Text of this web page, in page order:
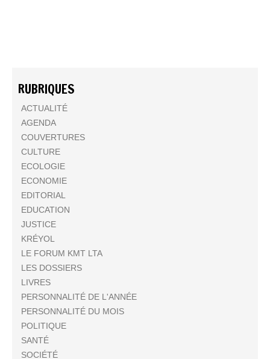
RUBRIQUES
ACTUALITÉ
AGENDA
COUVERTURES
CULTURE
ECOLOGIE
ECONOMIE
EDITORIAL
EDUCATION
JUSTICE
KRÉYOL
LE FORUM KMT LTA
LES DOSSIERS
LIVRES
PERSONNALITÉ DE L'ANNÉE
PERSONNALITÉ DU MOIS
POLITIQUE
SANTÉ
SOCIÉTÉ